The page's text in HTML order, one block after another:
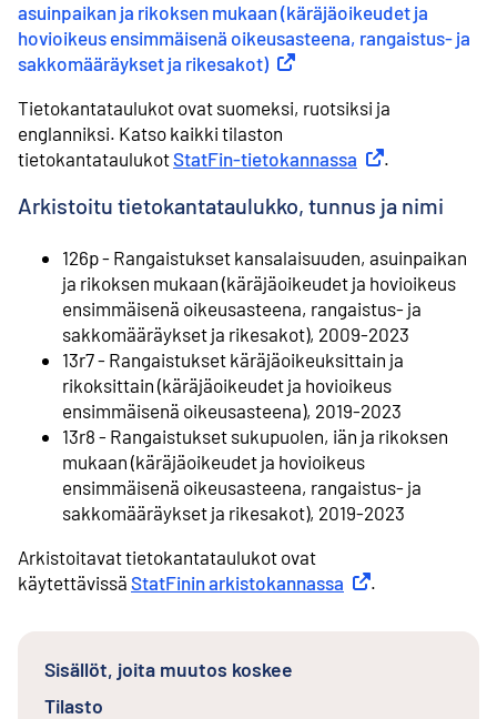
asuinpaikan ja rikoksen mukaan (käräjäoikeudet ja
hovioikeus ensimmäisenä oikeusasteena, rangaistus- ja
sakkomääräykset ja rikesakot) Ulkoinen linkki
Tietokantataulukot ovat suomeksi, ruotsiksi ja
englanniksi. Katso kaikki tilaston
tietokantataulukotStatFin-tietokannassa Ulkoinen linkki
.
Arkistoitu tietokantataulukko, tunnus ja nimi
126p - Rangaistukset kansalaisuuden, asuinpaikan
ja rikoksen mukaan (käräjäoikeudet ja hovioikeus
ensimmäisenä oikeusasteena, rangaistus- ja
sakkomääräykset ja rikesakot), 2009-2023
13r7 - Rangaistukset käräjäoikeuksittain ja
rikoksittain (käräjäoikeudet ja hovioikeus
ensimmäisenä oikeusasteena), 2019-2023
13r8 - Rangaistukset sukupuolen, iän ja rikoksen
mukaan (käräjäoikeudet ja hovioikeus
ensimmäisenä oikeusasteena, rangaistus- ja
sakkomääräykset ja rikesakot), 2019-2023
Arkistoitavat tietokantataulukot ovat
käytettävissä StatFinin arkistokannassa Ulkoinen linkki
.
Sisällöt, joita muutos koskee
Tilasto